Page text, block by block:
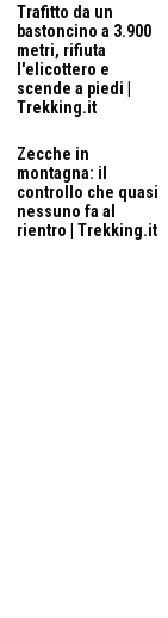
Trafitto da un
bastoncino a 3.900
metri, rifiuta
l'elicottero e
scende a piedi |
Trekking.it
Zecche in
montagna: il
controllo che quasi
nessuno fa al
rientro | Trekking.it